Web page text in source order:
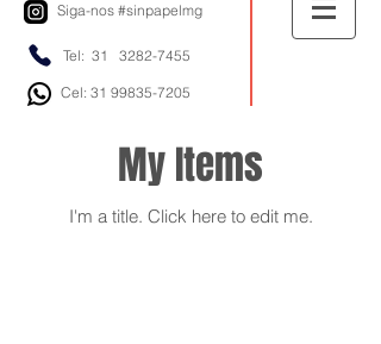
Siga-nos #sinpapelmg
Tel: 31 3282-7455
Cel: 31 99835-7205
My Items
I'm a title. ​Click here to edit me.